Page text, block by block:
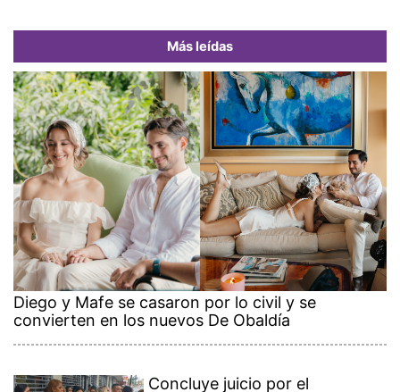
Más leídas
Diego y Mafe se casaron por lo civil y se
convierten en los nuevos De Obaldía
Concluye juicio por el